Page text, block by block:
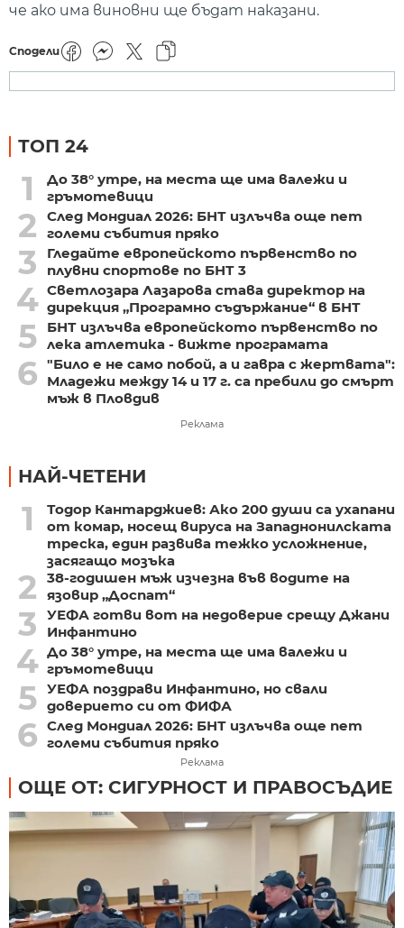
че ако има виновни ще бъдат наказани.
Сподели
ТОП 24
1
До 38° утре, на места ще има валежи и
гръмотевици
2
След Мондиал 2026: БНТ излъчва още пет
големи събития пряко
3
Гледайте европейското първенство по
плувни спортове по БНТ 3
4 Светлозара Лазарова става директор на
дирекция „Програмно съдържание“ в БНТ
5
БНТ излъчва европейското първенство по
лека атлетика - вижте програмата
6 "Било е не само побой, а и гавра с жертвата":
Младежи между 14 и 17 г. са пребили до смърт
мъж в Пловдив
Реклама
НАЙ-ЧЕТЕНИ
1
Тодор Кантарджиев: Ако 200 души са ухапани
от комар, носещ вируса на Западнонилската
треска, един развива тежко усложнение,
засягащо мозъка
2
38-годишен мъж изчезна във водите на
язовир „Доспат“
3
УЕФА готви вот на недоверие срещу Джани
Инфантино
4 До 38° утре, на места ще има валежи и
гръмотевици
5 УЕФА поздрави Инфантино, но свали
доверието си от ФИФА
6 След Мондиал 2026: БНТ излъчва още пет
големи събития пряко
Реклама
ОЩЕ ОТ: СИГУРНОСТ И ПРАВОСЪДИЕ